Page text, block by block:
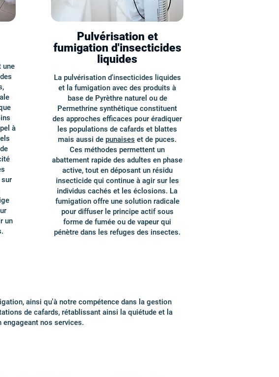
une
à
un
Pulvérisation et
fumigation d'insecticides
liquides
La pulvérisation d'insecticides liquides
et la fumigation avec des produits à
base de Pyrèthre naturel ou de
Permethrine synthétique constituent
des approches efficaces pour éradiquer
les populations de cafards et blattes
mais aussi de punaises et de puces.
Ces méthodes permettent un
abattement rapide des adultes en phase
active, tout en déposant un résidu
insecticide qui continue à agir sur les
individus cachés et les éclosions. La
fumigation offre une solution radicale
pour diffuser le principe actif sous
forme de fumée ou de vapeur qui
pénètre dans les refuges des insectes.
ainsi qu'à notre compétence dans la gestion
de cafards, rétablissant ainsi la quiétude et la
engageant nos services.